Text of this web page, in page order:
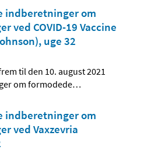
indberetninger om
ved COVID-19 Vaccine
uge 32
til den 10. august 2021
om formodede…
indberetninger om
ved Vaxzevria